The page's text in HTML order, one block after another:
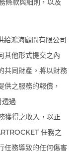
條款與細則，以及
給鴻海顧問有限公司
其他形式提交之內
共同財產。將以財務
供之服務的報償，
過
獲得之收入，以正
任務之
任務導致的任何傷害